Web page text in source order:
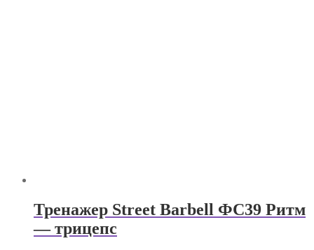
Тренажер Street Barbell ФС39 Ритм
— трицепс